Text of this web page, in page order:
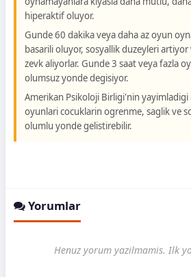
hiperaktif oluyor.
Gunde 60 dakika veya daha az oyun
basarili oluyor, sosyallik duzeyleri
zevk aliyorlar. Gunde 3 saat veya fazla
olumsuz yonde degisiyor.
Amerikan Psikoloji Birligi'nin
oyunlari cocuklarin ogrenme, saglik ve
olumlu yonde gelistirebilir.
Yorumlar
Henuz yorum yazilmamis. Ilk